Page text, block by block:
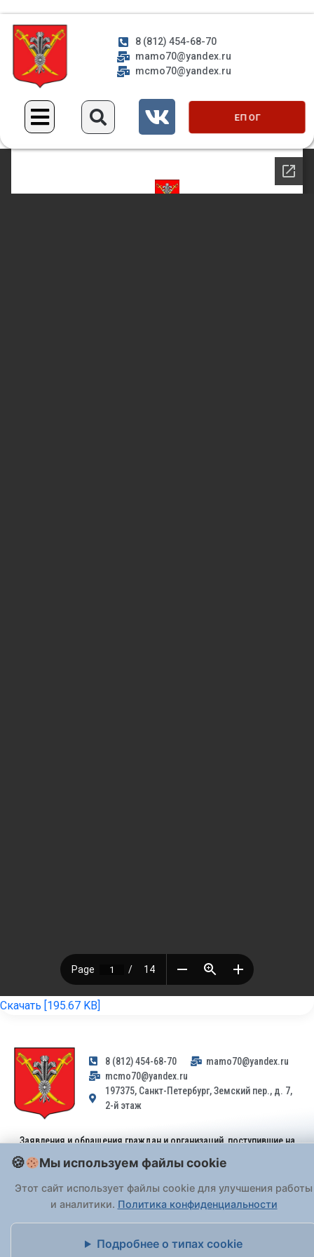
8 (812) 454-68-70
mamo70@yandex.ru
mcmo70@yandex.ru
ЕП ОГ
Скачать [195.67 KB]
8 (812) 454-68-70
mamo70@yandex.ru
mcmo70@yandex.ru
197375, Санкт-Петербург, Земский пер., д. 7,
2-й этаж
Заявления и обращения граждан и организаций, поступившие на
адрес email, не могут быть рассмотрены на основании
Федерального закона от 02.05.2006 № 59-ФЗ. Обращения
принимаются только: по почте, черезпортал «Госуслуги» (ЕПГУ)
или лично при предъявлении паспорта.
На Сайте действует Политика обработки персональных данных
Мы используем файлы cookie
Этот сайт использует файлы cookie для улучшения работы
и аналитики. Политика конфиденциальности
Подробнее о типах cookie